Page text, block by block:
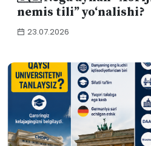
nemis tili” yo‘nalishi?
23.07.2026